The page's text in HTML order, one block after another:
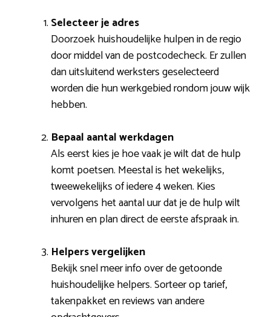
Selecteer je adres
Doorzoek huishoudelijke hulpen in de regio
door middel van de postcodecheck. Er zullen
dan uitsluitend werksters geselecteerd
worden die hun werkgebied rondom jouw wijk
hebben.
Bepaal aantal werkdagen
Als eerst kies je hoe vaak je wilt dat de hulp
komt poetsen. Meestal is het wekelijks,
tweewekelijks of iedere 4 weken. Kies
vervolgens het aantal uur dat je de hulp wilt
inhuren en plan direct de eerste afspraak in.
Helpers vergelijken
Bekijk snel meer info over de getoonde
huishoudelijke helpers. Sorteer op tarief,
takenpakket en reviews van andere